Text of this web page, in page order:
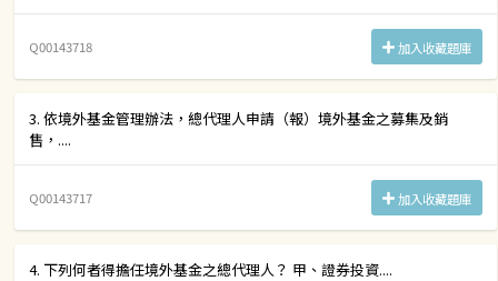
Q00143718 加入收藏題庫
3. 依境外基金管理辦法，總代理人申請（報）境外基金之募集及銷
售，....
Q00143717 加入收藏題庫
4. 下列何者得擔任境外基金之總代理人？ 甲、證券投資....